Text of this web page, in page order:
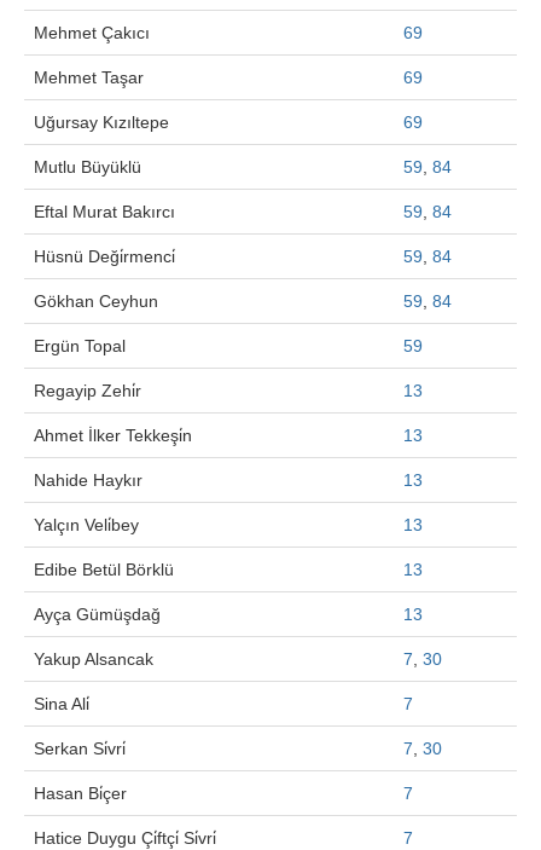
Mehmet Çakıcı 69
Mehmet Taşar 69
Uğursay Kızıltepe 69
Mutlu Büyüklü 59 84
Eftal Murat Bakırcı 59 84
Hüsnü Deği̇rmenci̇ 59 84
Gökhan Ceyhun 59 84
Ergün Topal 59
Regayip Zehi̇r 13
Ahmet İlker Tekkeşi̇n 13
Nahide Haykır 13
Yalçın Veli̇bey 13
Edibe Betül Börklü 13
Ayça Gümüşdağ 13
Yakup Alsancak 7 30
Sina Ali̇ 7
Serkan Si̇vri̇ 7 30
Hasan Bi̇çer 7
Hatice Duygu Çi̇ftçi̇ Si̇vri̇ 7